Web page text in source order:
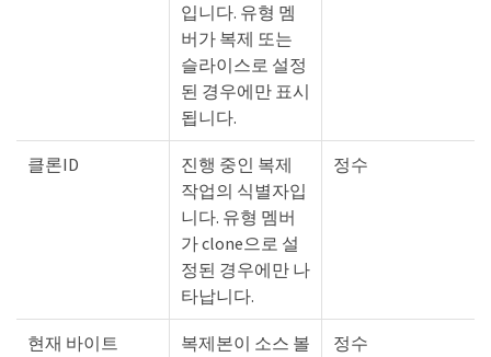
입니다. 유형 멤
버가 복제 또는
슬라이스로 설정
된 경우에만 표시
됩니다.
클론ID
진행 중인 복제
작업의 식별자입
니다. 유형 멤버
가 clone으로 설
정된 경우에만 나
타납니다.
정수
현재 바이트
복제본이 소스 볼
정수